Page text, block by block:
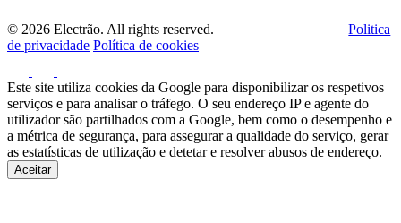
© 2026 Electrão. All rights reserved.
Politica
de privacidade Política de cookies
Este site utiliza cookies da Google para disponibilizar os respetivos
serviços e para analisar o tráfego. O seu endereço IP e agente do
utilizador são partilhados com a Google, bem como o desempenho e
a métrica de segurança, para assegurar a qualidade do serviço, gerar
as estatísticas de utilização e detetar e resolver abusos de endereço.
Aceitar